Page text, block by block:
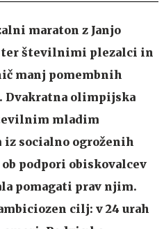
maraton z Janjo
ter številnimi plezalci in
manj pomembnih
Dvakratna olimpijska
mladim
socialno ogroženih
podpori obiskovalcev
pomagati prav njim.
cilj: v 24 urah